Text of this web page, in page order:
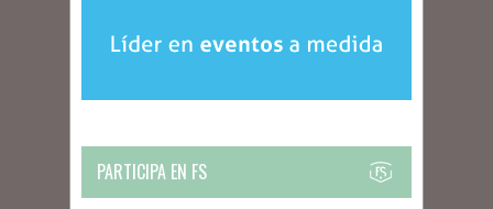
PARTICIPA EN FS